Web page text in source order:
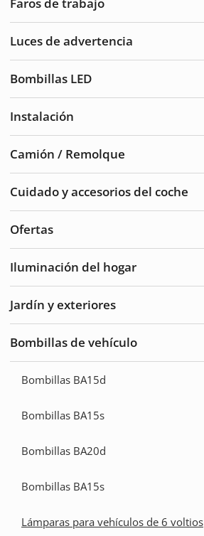
Faros de trabajo
Luces de advertencia
Bombillas LED
Instalación
Camión / Remolque
Cuidado y accesorios del coche
Ofertas
Iluminación del hogar
Jardín y exteriores
Bombillas de vehículo
Bombillas BA15d
Bombillas BA15s
Bombillas BA20d
Bombillas BA15s
Lámparas para vehículos de 6 voltios